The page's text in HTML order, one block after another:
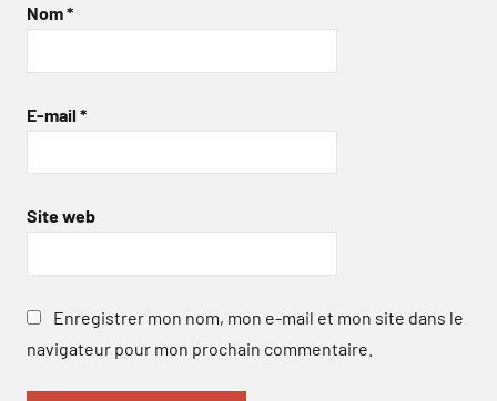
Nom*
E-mail *
Site web
Enregistrer mon nom, mon e-mail et mon site dans le
navigateur pour mon prochain commentaire.